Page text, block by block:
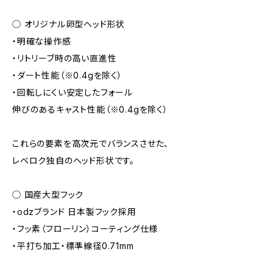
◯ オリジナル卵型ヘッド形状
・明確な操作感
・リトリーブ時の高い直進性
・ダート性能（※0.4gを除く）
・回転しにくい安定したフォール
伸びのあるキャスト性能（※0.4gを除く）
これらの要素を高次元でバランスさせた、
レベロク独自のヘッド形状です。
◯ 国産大型フック
・odzブランド 日本製フック採用
・フッ素（フローリン）コーティング仕様
・平打ち加工・標準線径0.71mm